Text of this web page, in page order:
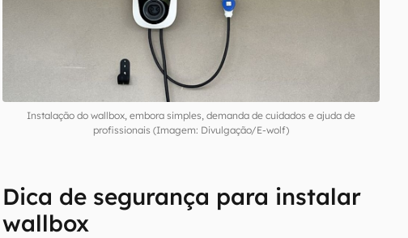
Instalação do wallbox, embora simples, demanda de cuidados e ajuda de
profissionais (Imagem: Divulgação/E-wolf)
Dica de segurança para instalar
wallbox